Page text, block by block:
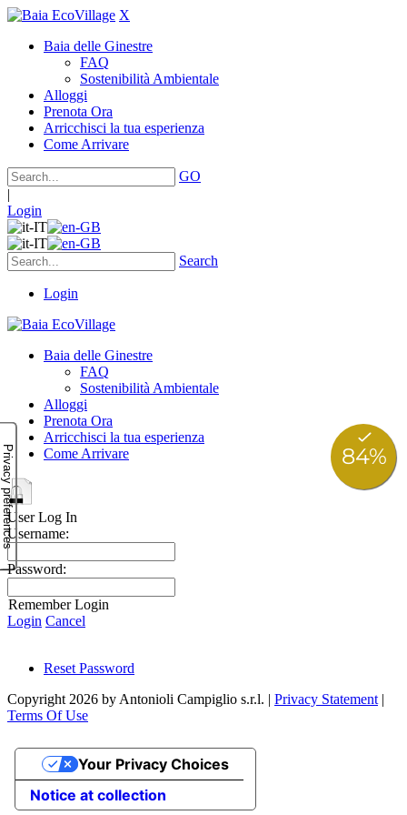
X
Baia delle Ginestre
FAQ
Sostenibilità Ambientale
Alloggi
Prenota Ora
Arricchisci la tua esperienza
Come Arrivare
GO
|
Login
Search
Login
Baia delle Ginestre
FAQ
Sostenibilità Ambientale
Alloggi
Prenota Ora
Arricchisci la tua esperienza
Come Arrivare
User Log In
Username:
Password:
Remember Login
Login Cancel
Reset Password
Copyright 2026 by Antonioli Campiglio s.r.l. | Privacy Statement |
Terms Of Use
Notice at collection
Your Privacy Choices